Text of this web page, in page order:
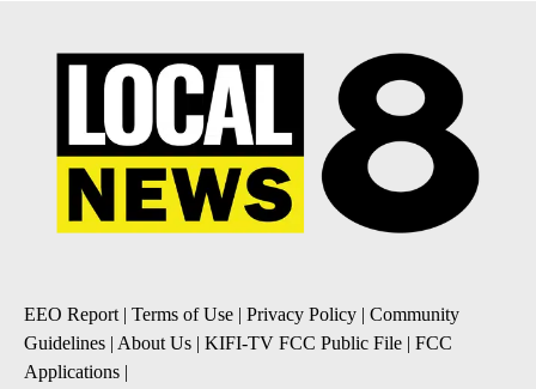
EEO Report| Terms of Use | Privacy Policy | Community
Guidelines | About Us | KIFI-TV FCC Public File | FCC
Applications |